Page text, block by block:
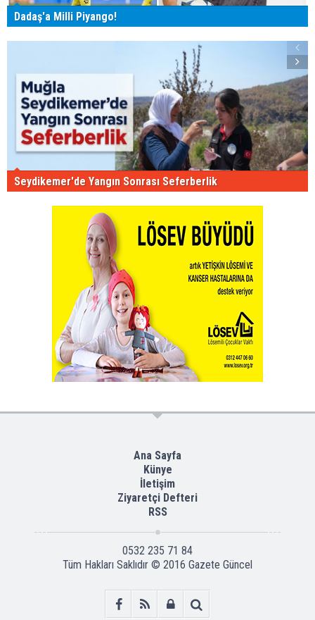
Dadaş'a Milli Piyango!
Seydikemer'de Yangın Sonrası Seferberlik
Ana Sayfa
Künye
İletişim
Ziyaretçi Defteri
RSS
0532 235 71 84
Tüm Hakları Saklıdır © 2016 Gazete Güncel